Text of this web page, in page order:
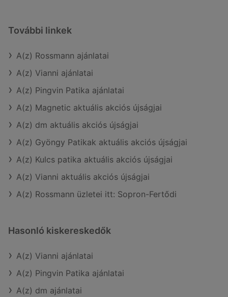
További linkek
A(z) Rossmann ajánlatai
A(z) Vianni ajánlatai
A(z) Pingvin Patika ajánlatai
A(z) Magnetic aktuális akciós újságjai
A(z) dm aktuális akciós újságjai
A(z) Gyöngy Patikak aktuális akciós újságjai
A(z) Kulcs patika aktuális akciós újságjai
A(z) Vianni aktuális akciós újságjai
A(z) Rossmann üzletei itt: Sopron-Fertődi
Hasonló kiskereskedők
A(z) Vianni ajánlatai
A(z) Pingvin Patika ajánlatai
A(z) dm ajánlatai